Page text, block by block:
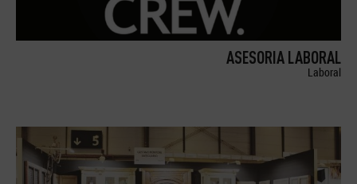
ASESORIA LABORAL
Laboral